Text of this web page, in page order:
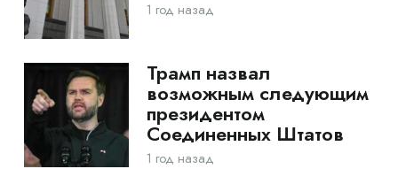
1 год назад
Трамп назвал
возможным следующим
президентом
Соединенных Штатов
1 год назад